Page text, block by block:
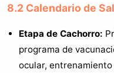
8.2 Calendario de
Etapa de Cachorro:
programa de
ocular,